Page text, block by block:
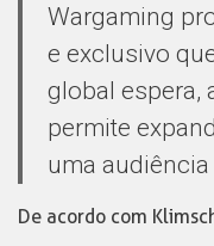
Wargaming
e exclusivo
global espera,
permite
uma audiência
De acordo com